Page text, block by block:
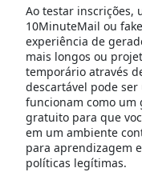
Ao testar inscrições,
10MinuteMail ou
experiência de
mais longos ou
temporário através
descartável pode
funcionam como um
gratuito para que
em um ambiente
para aprendizagem
políticas legítimas.